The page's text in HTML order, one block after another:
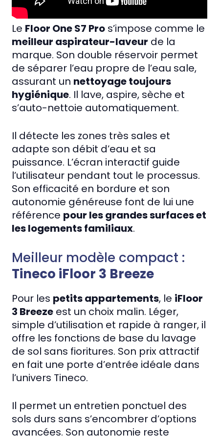
Le Floor One S7 Pro s’impose comme le
meilleur aspirateur-laveur de la
marque. Son double réservoir permet
de séparer l’eau propre de l’eau sale,
assurant un nettoyage toujours
hygiénique. Il lave, aspire, sèche et
s’auto-nettoie automatiquement.
Il détecte les zones très sales et
adapte son débit d’eau et sa
puissance. L’écran interactif guide
l’utilisateur pendant tout le processus.
Son efficacité en bordure et son
autonomie généreuse font de lui une
référence pour les grandes surfaces et
les logements familiaux.
Meilleur modèle compact :
Tineco iFloor 3 Breeze
Pour les petits appartements, le iFloor
3 Breeze est un choix malin. Léger,
simple d’utilisation et rapide à ranger, il
offre les fonctions de base du lavage
de sol sans fioritures. Son prix attractif
en fait une porte d’entrée idéale dans
l’univers Tineco.
Il permet un entretien ponctuel des
sols durs sans s’encombrer d’options
avancées. Son autonomie reste